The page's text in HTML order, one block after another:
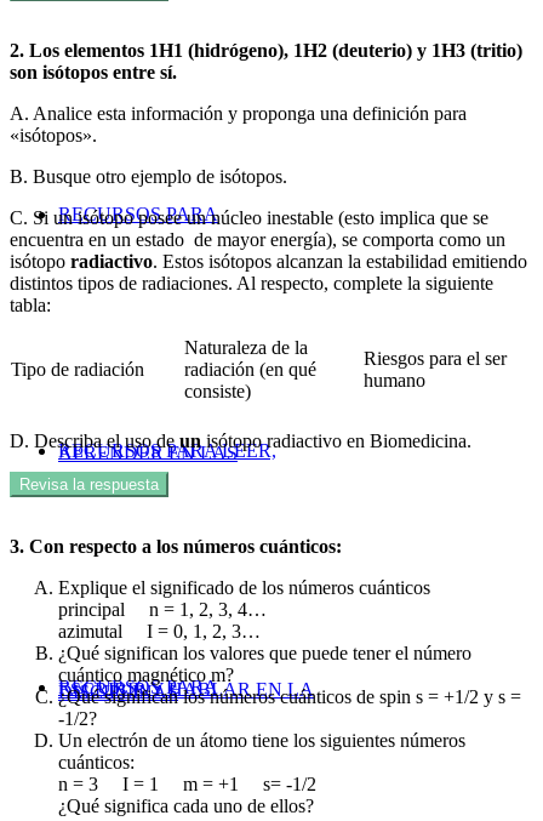
RECURSOS PARA
APRENDER EN LAS
DISCIPLINAS
RECURSOS PARA LEER,
ESCRIBIR Y HABLAR EN LA
RECURSOS PARA
2. Los elementos 1H1 (hidrógeno), 1H2 (deuterio) y 1H3 (tritio)
son isótopos entre sí.
A. Analice esta información y proponga una definición para
«isótopos».
B. Busque otro ejemplo de isótopos.
C. Si un isótopo posee un núcleo inestable (esto implica que se
encuentra en un estado de mayor energía), se comporta como un
isótopo radiactivo. Estos isótopos alcanzan la estabilidad emitiendo
distintos tipos de radiaciones. Al respecto, complete la siguiente
tabla:
Tipo de radiación
Naturaleza de la
radiación (en qué
consiste)
Riesgos para el ser
humano
D. Describa el uso deun isótopo radiactivo en Biomedicina.
Revisa la respuesta
3. Con respecto a los números cuánticos:
Explique el significado de los números cuánticos
principal n = 1, 2, 3, 4…
azimutal I = 0, 1, 2, 3…
¿Qué significan los valores que puede tener el número
cuántico magnético m?
¿Qué significan los números cuánticos de spin s = +1/2 y s =
-1/2?
Un electrón de un átomo tiene los siguientes números
cuánticos:
n = 3 I = 1 m = +1 s= -1/2
¿Qué significa cada uno de ellos?